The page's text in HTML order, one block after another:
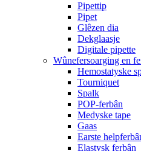
Pipettip
Pipet
Glêzen dia
Dekglaasje
Digitale pipette
Wûnefersoarging en
Hemostatyske
Tourniquet
Spalk
POP-ferbân
Medyske tape
Gaas
Earste
Elastysk ferbân